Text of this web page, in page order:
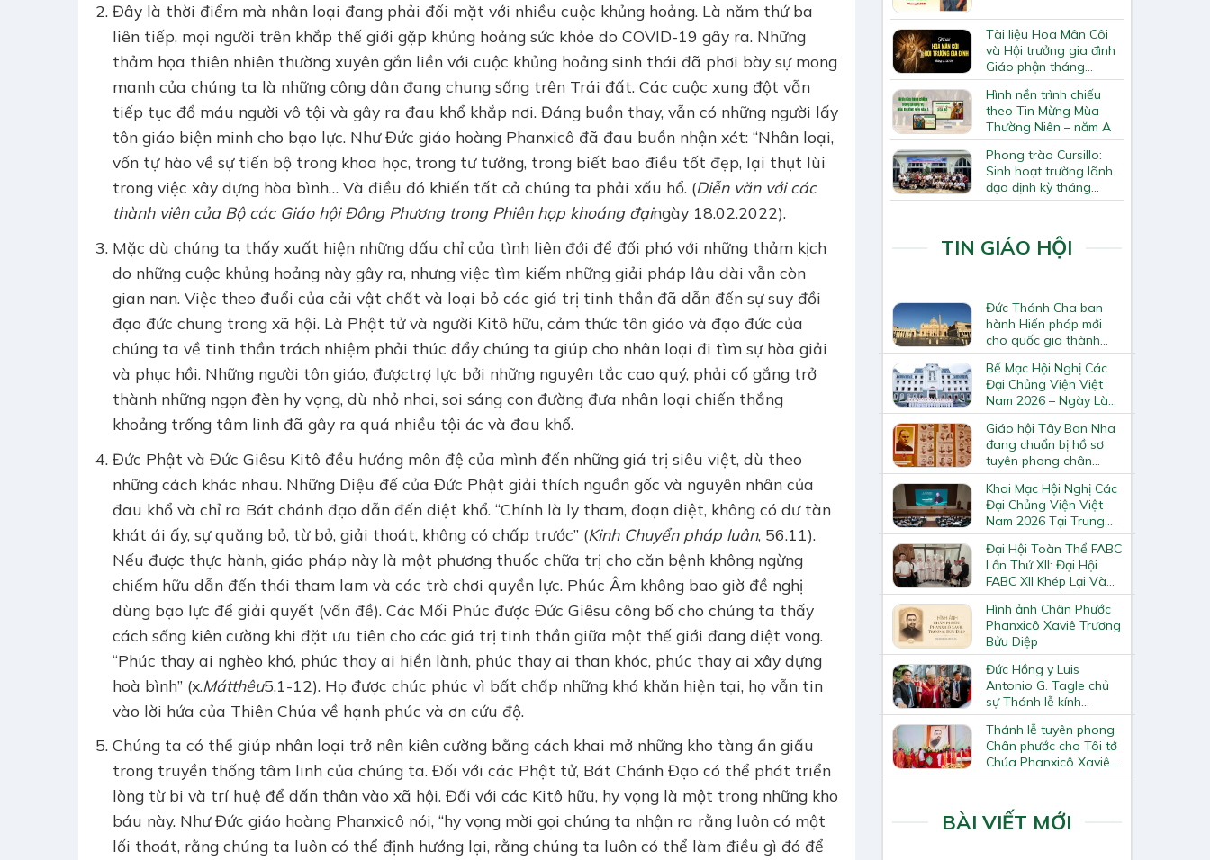
Đây là thời điểm mà nhân loại đang phải đối mặt với nhiều cuộc khủng hoảng. Là năm thứ ba
liên tiếp, mọi người trên khắp thế giới gặp khủng hoảng sức khỏe do COVID-19 gây ra. Những
thảm họa thiên nhiên thường xuyên gắn liền với cuộc khủng hoảng sinh thái đã phơi bày sự mong
manh của chúng ta là những công dân đang chung sống trên Trái đất. Các cuộc xung đột vẫn
tiếp tục đổ máu người vô tội và gây ra đau khổ khắp nơi. Đáng buồn thay, vẫn có những người lấy
tôn giáo biện minh cho bạo lực. Như Đức giáo hoàng Phanxicô đã đau buồn nhận xét: “Nhân loại,
vốn tự hào về sự tiến bộ trong khoa học, trong tư tưởng, trong biết bao điều tốt đẹp, lại thụt lùi
trong việc xây dựng hòa bình… Và điều đó khiến tất cả chúng ta phải xấu hổ. (Diễn văn với các
thành viên của Bộ các Giáo hội Đông Phương trong Phiên họp khoáng đạingày 18.02.2022).
Mặc dù chúng ta thấy xuất hiện những dấu chỉ của tình liên đới để đối phó với những thảm kịch
do những cuộc khủng hoảng này gây ra, nhưng việc tìm kiếm những giải pháp lâu dài vẫn còn
gian nan. Việc theo đuổi của cải vật chất và loại bỏ các giá trị tinh thần đã dẫn đến sự suy đồi
đạo đức chung trong xã hội. Là Phật tử và người Kitô hữu, cảm thức tôn giáo và đạo đức của
chúng ta về tinh thần trách nhiệm phải thúc đẩy chúng ta giúp cho nhân loại đi tìm sự hòa giải
và phục hồi. Những người tôn giáo, đượctrợ lực bởi những nguyên tắc cao quý, phải cố gắng trở
thành những ngọn đèn hy vọng, dù nhỏ nhoi, soi sáng con đường đưa nhân loại chiến thắng
khoảng trống tâm linh đã gây ra quá nhiều tội ác và đau khổ.
Đức Phật và Đức Giêsu Kitô đều hướng môn đệ của mình đến những giá trị siêu việt, dù theo
những cách khác nhau. Những Diệu đế của Đức Phật giải thích nguồn gốc và nguyên nhân của
đau khổ và chỉ ra Bát chánh đạo dẫn đến diệt khổ. “Chính là ly tham, đoạn diệt, không có dư tàn
khát ái ấy, sự quăng bỏ, từ bỏ, giải thoát, không có chấp trước” (Kinh Chuyển pháp luân, 56.11).
Nếu được thực hành, giáo pháp này là một phương thuốc chữa trị cho căn bệnh không ngừng
chiếm hữu dẫn đến thói tham lam và các trò chơi quyền lực. Phúc Âm không bao giờ đề nghị
dùng bạo lực để giải quyết (vấn đề). Các Mối Phúc được Đức Giêsu công bố cho chúng ta thấy
cách sống kiên cường khi đặt ưu tiên cho các giá trị tinh thần giữa một thế giới đang diệt vong.
“Phúc thay ai nghèo khó, phúc thay ai hiền lành, phúc thay ai than khóc, phúc thay ai xây dựng
hoà bình” (x.Mátthêu5,1-12). Họ được chúc phúc vì bất chấp những khó khăn hiện tại, họ vẫn tin
vào lời hứa của Thiên Chúa về hạnh phúc và ơn cứu độ.
Chúng ta có thể giúp nhân loại trở nên kiên cường bằng cách khai mở những kho tàng ẩn giấu
trong truyền thống tâm linh của chúng ta. Đối với các Phật tử, Bát Chánh Đạo có thể phát triển
lòng từ bi và trí huệ để dấn thân vào xã hội. Đối với các Kitô hữu, hy vọng là một trong những kho
báu này. Như Đức giáo hoàng Phanxicô nói, “hy vọng mời gọi chúng ta nhận ra rằng luôn có một
lối thoát, rằng chúng ta luôn có thể định hướng lại, rằng chúng ta luôn có thể làm điều gì đó để
Tài liệu Hoa Mân Côi
và Hội trưởng gia đình
Giáo phận tháng
8.2026
Hình nền trình chiếu
theo Tin Mừng Mùa
Thường Niên – năm A
Phong trào Cursillo:
Sinh hoạt trường lãnh
đạo định kỳ tháng
7/2026
TIN GIÁO HỘI
Đức Thánh Cha ban
hành Hiến pháp mới
cho quốc gia thành
Vatican
Bế Mạc Hội Nghị Các
Đại Chủng Viện Việt
Nam 2026 – Ngày Làm
Việc Cuối Cùng
Giáo hội Tây Ban Nha
đang chuẩn bị hồ sơ
tuyên phong chân
phước và phong thánh
cho 3.344 vị
Khai Mạc Hội Nghị Các
Đại Chủng Viện Việt
Nam 2026 Tại Trung
Tâm Mục Vụ Giáo
Phận Vinh
Đại Hội Toàn Thể FABC
Lần Thứ XII: Đại Hội
FABC XII Khép Lại Và
Mở Ra Một Hành Trình
Mới Cho Giáo Hội Tại
Châu Á
Hình ảnh Chân Phước
Phanxicô Xaviê Trương
Bửu Diệp
Đức Hồng y Luis
Antonio G. Tagle chủ
sự Thánh lễ kính
Thánh Tô-ma Tông đồ
tại Nhà thờ Chính tòa
Hà Nội
Thánh lễ tuyên phong
Chân phước cho Tôi tớ
Chúa Phanxicô Xaviê
Trương Bửu Diệp
BÀI VIẾT MỚI